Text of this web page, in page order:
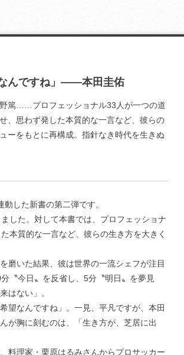
なんですね」――本田圭佑
篤……プロフェッショナル33人が一つの道
、思わず発した本質的な一言など、彼らの
ーをもとに再構成。指針なき時代を生きぬ
した新書の第二弾です。
した。対して本書では、プロフェッショナ
本質的な一言など、彼らの生き方を大きく
磨いた結果、彼は世界の一流シェフが注目
〝今日〟を反省し、5分〝明日〟を夢見
はない」。
望なんですね」。一見、平凡ですが、本田
が胸に刻むのは、「生き方が、芝居に出
料理家・栗原はるみさんからプロサッカー